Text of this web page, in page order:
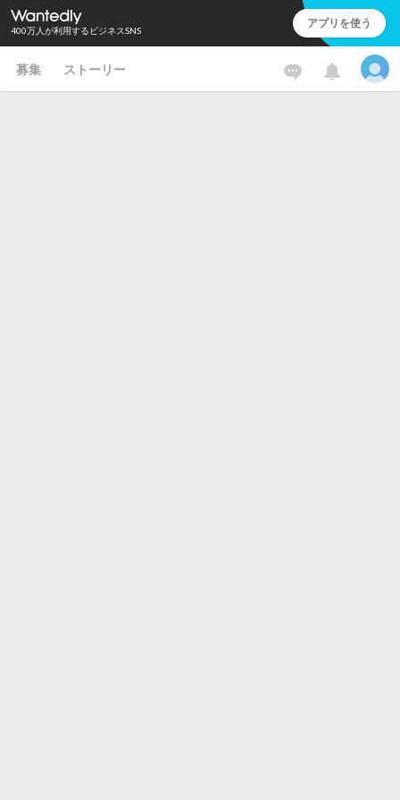
400万人が利用するビジネスSNS アプリを使う
募集 ストーリー